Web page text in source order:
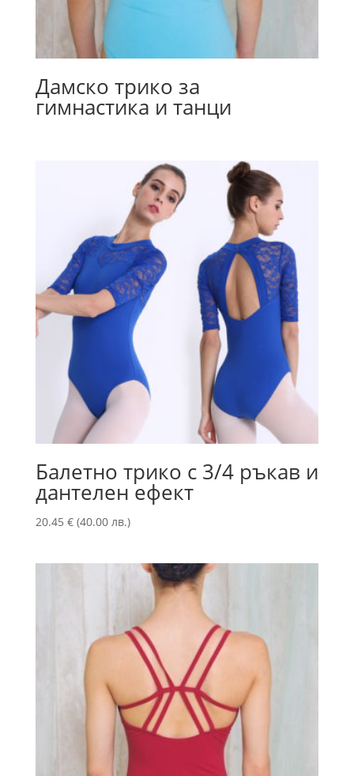
Дамско трико за
гимнастика и танци
Балетно трико с 3/4 ръкав и
дантелен ефект
20.45 € (40.00 лв.)